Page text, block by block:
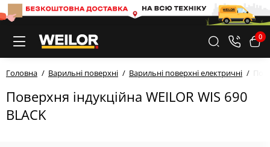
0
Головна Варильні поверхні Варильні поверхні електричні
Поверхня індукційна WEILOR WIS 690
BLACK